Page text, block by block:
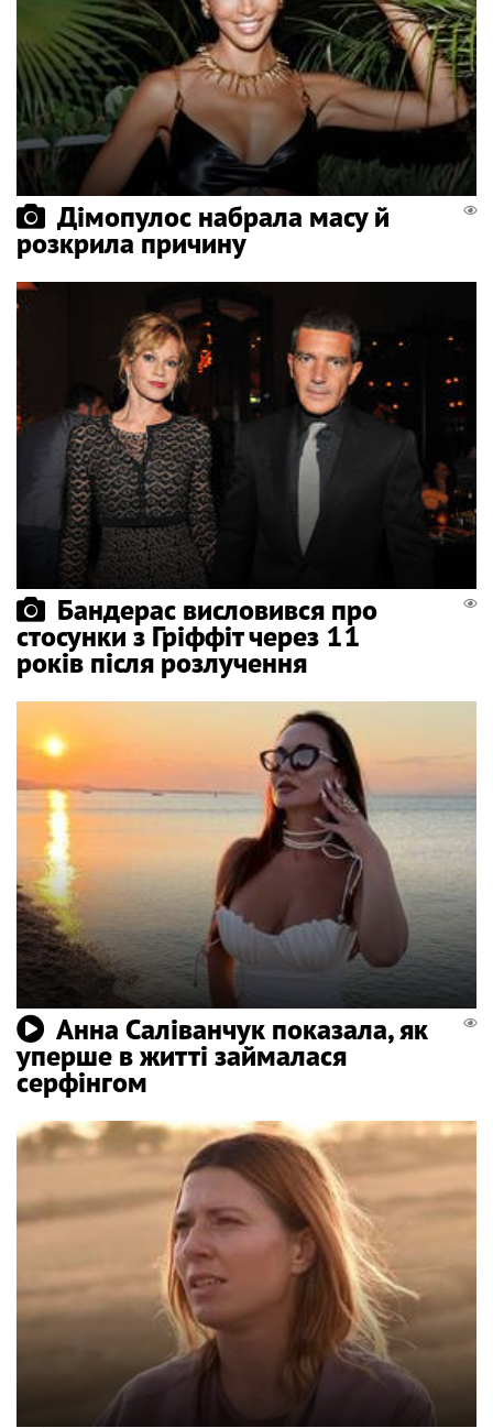
Дімопулос набрала масу й
розкрила причину
Бандерас висловився про
стосунки з Гріффіт через 11
років після розлучення
Анна Саліванчук показала, як
уперше в житті займалася
серфінгом